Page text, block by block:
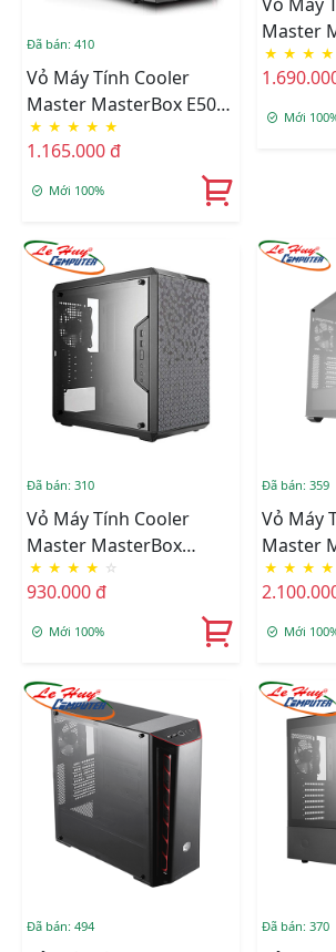
Đã bán: 410
Vỏ Máy Tính Cooler
Master MasterBox E500L
(Side Window)
★ ★ ★ ★ ★
1.165.000 đ
Mới 100%
Vỏ Máy
Master
Q300P
★ ★ ★ ★
Mới
Đã bán: 310
Vỏ Máy Tính Cooler
Master MasterBox
Q300L (side Window)
★ ★ ★ ★ ☆
930.000 đ
Mới 100%
Đã bán: 359
Vỏ Máy
Master
★ ★ ★ ★
Mới
Đã bán: 494 Đã bán: 370